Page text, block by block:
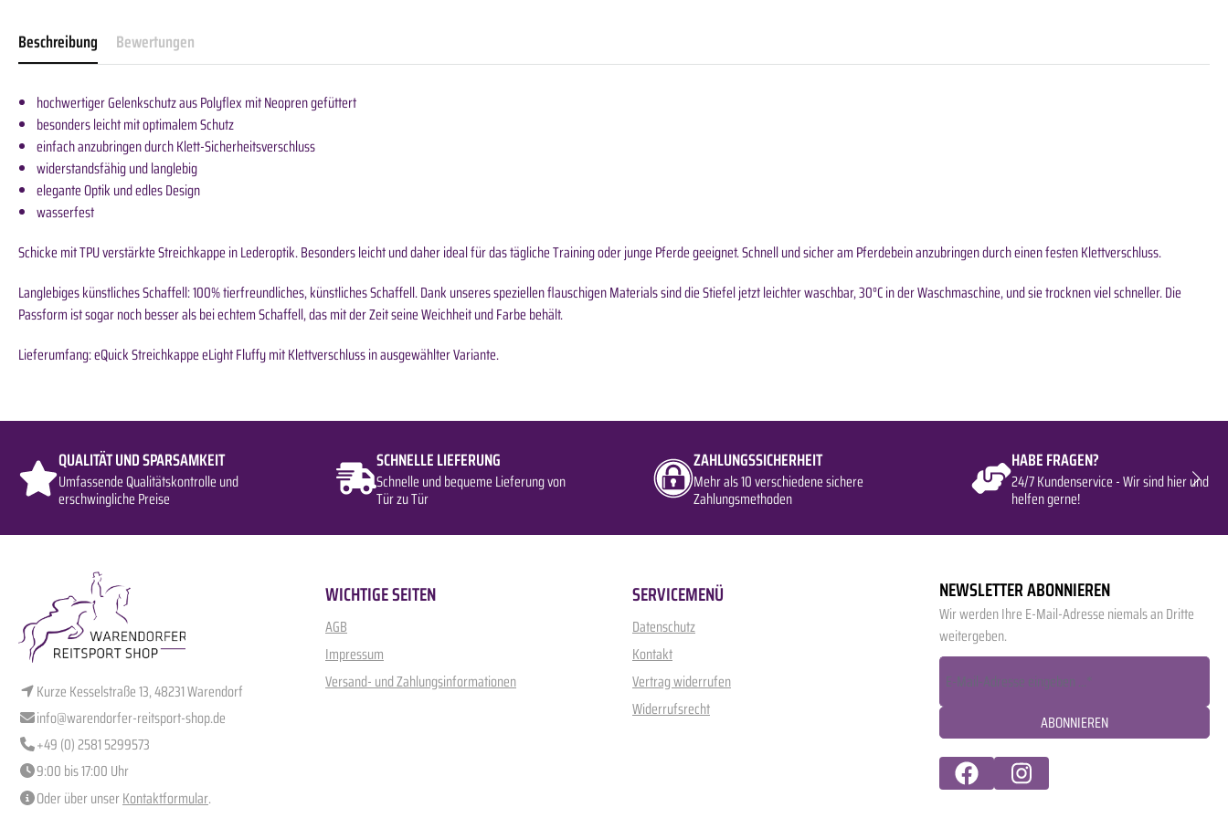
Beschreibung Bewertungen
hochwertiger Gelenkschutz aus Polyflex mit Neopren gefüttert
besonders leicht mit optimalem Schutz
einfach anzubringen durch Klett-Sicherheitsverschluss
widerstandsfähig und langlebig
elegante Optik und edles Design
wasserfest
Schicke mit TPU verstärkte Streichkappe in Lederoptik. Besonders leicht und daher ideal für das tägliche Training oder junge Pferde geeignet. Schnell und sicher am Pferdebein anzubringen durch einen festen Klettverschluss.
Langlebiges künstliches Schaffell: 100% tierfreundliches, künstliches Schaffell. Dank unseres speziellen flauschigen Materials sind die Stiefel jetzt leichter waschbar, 30°C in der Waschmaschine, und sie trocknen viel schneller. Die
Passform ist sogar noch besser als bei echtem Schaffell, das mit der Zeit seine Weichheit und Farbe behält.
Lieferumfang: eQuick Streichkappe eLight Fluffy mit Klettverschluss in ausgewählter Variante.
QUALITÄT UND SPARSAMKEIT
Umfassende Qualitätskontrolle und
erschwingliche Preise
SCHNELLE LIEFERUNG
Schnelle und bequeme Lieferung von
Tür zu Tür
ZAHLUNGSSICHERHEIT
Mehr als 10 verschiedene sichere
Zahlungsmethoden
HABE FRAGEN?
24/7 Kundenservice - Wir sind hier und
helfen gerne!
Kurze Kesselstraße 13, 48231 Warendorf
info@warendorfer-reitsport-shop.de
+49 (0) 2581 5299573
9:00 bis 17:00 Uhr
Oder über unserKontaktformular.
WICHTIGE SEITEN
AGB
Impressum
Versand- und Zahlungsinformationen
SERVICEMENÜ
Datenschutz
Kontakt
Vertrag widerrufen
Widerrufsrecht
NEWSLETTER ABONNIEREN
Wir werden Ihre E-Mail-Adresse niemals an Dritte
weitergeben.
ABONNIEREN